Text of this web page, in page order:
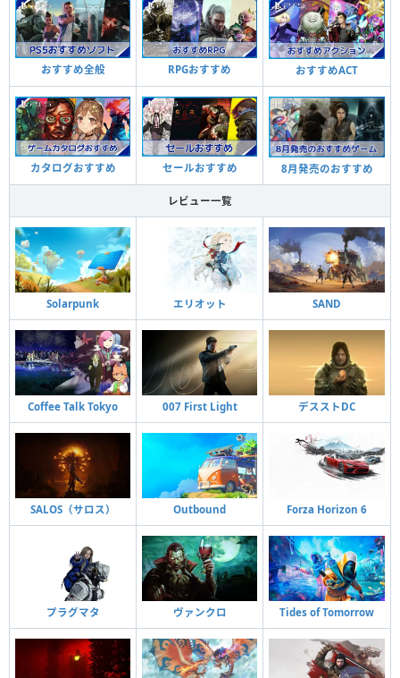
おすすめ全般 RPGおすすめ おすすめACT
カタログおすすめ セールおすすめ 8月発売のおすすめ
レビュー一覧
Solarpunk エリオット SAND
Coffee Talk Tokyo 007 First Light デスストDC
SALOS（サロス） Outbound Forza Horizon 6
プラグマタ ヴァンクロ Tides of Tomorrow